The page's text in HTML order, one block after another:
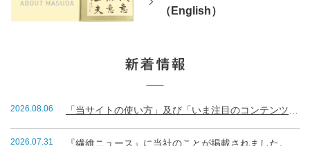
（English）
2026.08.06
2026.07.31